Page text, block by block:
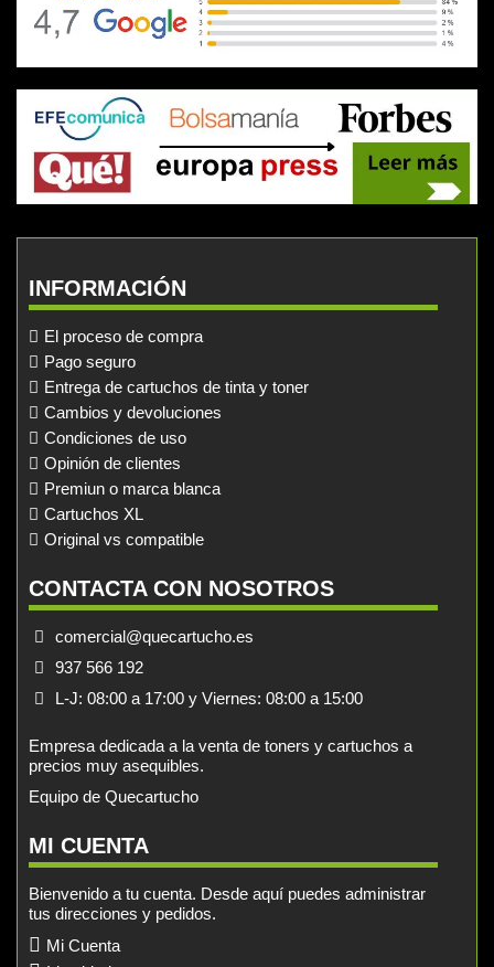
INFORMACIÓN
El proceso de compra
Pago seguro
Entrega de cartuchos de tinta y toner
Cambios y devoluciones
Condiciones de uso
Opinión de clientes
Premiun o marca blanca
Cartuchos XL
Original vs compatible
CONTACTA CON NOSOTROS
comercial@quecartucho.es
937 566 192
L-J: 08:00 a 17:00 y Viernes: 08:00 a 15:00
Empresa dedicada a la venta de toners y cartuchos a
precios muy asequibles.
Equipo de Quecartucho
MI CUENTA
Bienvenido a tu cuenta. Desde aquí puedes administrar
tus direcciones y pedidos.
Mi Cuenta